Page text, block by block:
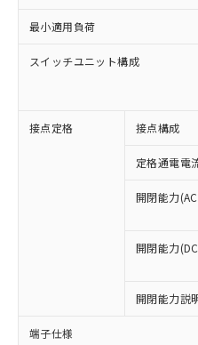
最小適用負荷
スイッチユニット構成
接点定格 接点構成
定格通電電
開閉能力
開閉能力
開閉能力説
端子仕様
ご利用条件
対応済み：EU
非含有に対応した製
対応予定：EU
有に対応した製品に
対応予定なし：EU